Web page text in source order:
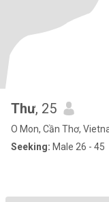
Thư, 25
O Mon, Cần Thơ,
Seeking: Male 26 - 45